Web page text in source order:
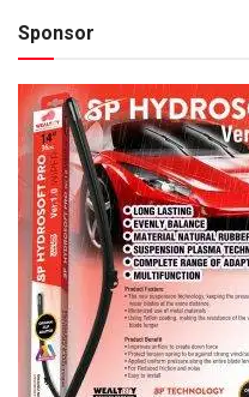
Sponsor